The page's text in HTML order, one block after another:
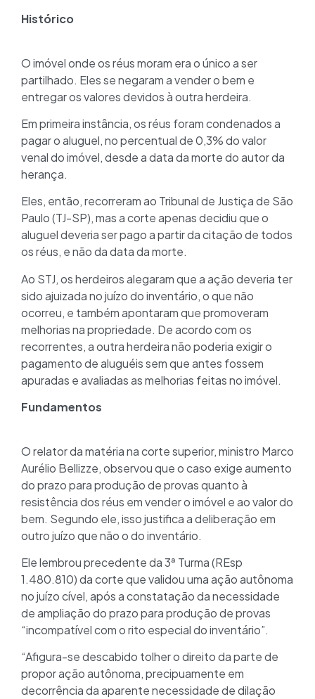
Histórico
O imóvel onde os réus moram era o único a ser
partilhado. Eles se negaram a vender o bem e
entregar os valores devidos à outra herdeira.
Em primeira instância, os réus foram condenados a
pagar o aluguel, no percentual de 0,3% do valor
venal do imóvel, desde a data da morte do autor da
herança.
Eles, então, recorreram ao Tribunal de Justiça de São
Paulo (TJ-SP), mas a corte apenas decidiu que o
aluguel deveria ser pago a partir da citação de todos
os réus, e não da data da morte.
Ao STJ, os herdeiros alegaram que a ação deveria ter
sido ajuizada no juízo do inventário, o que não
ocorreu, e também apontaram que promoveram
melhorias na propriedade. De acordo com os
recorrentes, a outra herdeira não poderia exigir o
pagamento de aluguéis sem que antes fossem
apuradas e avaliadas as melhorias feitas no imóvel.
Fundamentos
O relator da matéria na corte superior, ministro Marco
Aurélio Bellizze, observou que o caso exige aumento
do prazo para produção de provas quanto à
resistência dos réus em vender o imóvel e ao valor do
bem. Segundo ele, isso justifica a deliberação em
outro juízo que não o do inventário.
Ele lembrou precedente da 3ª Turma (REsp
1.480.810) da corte que validou uma ação autônoma
no juízo cível, após a constatação da necessidade
de ampliação do prazo para produção de provas
“incompatível com o rito especial do inventário”.
“Afigura-se descabido tolher o direito da parte de
propor ação autônoma, precipuamente em
decorrência da aparente necessidade de dilação